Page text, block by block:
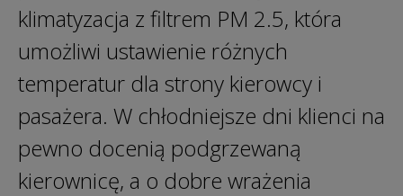
klimatyzacja z filtrem PM 2.5, która
umożliwi ustawienie różnych
temperatur dla strony kierowcy i
pasażera. W chłodniejsze dni klienci na
pewno docenią podgrzewaną
kierownicę, a o dobre wrażenia